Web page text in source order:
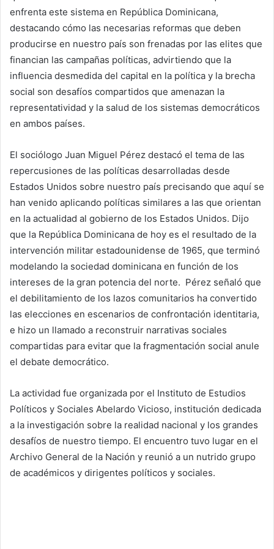
enfrenta este sistema en República Dominicana,
destacando cómo las necesarias reformas que deben
producirse en nuestro país son frenadas por las elites que
financian las campañas políticas, advirtiendo que la
influencia desmedida del capital en la política y la brecha
social son desafíos compartidos que amenazan la
representatividad y la salud de los sistemas democráticos
en ambos países.
El sociólogo Juan Miguel Pérez destacó el tema de las
repercusiones de las políticas desarrolladas desde
Estados Unidos sobre nuestro país precisando que aquí se
han venido aplicando políticas similares a las que orientan
en la actualidad al gobierno de los Estados Unidos. Dijo
que la República Dominicana de hoy es el resultado de la
intervención militar estadounidense de 1965, que terminó
modelando la sociedad dominicana en función de los
intereses de la gran potencia del norte. Pérez señaló que
el debilitamiento de los lazos comunitarios ha convertido
las elecciones en escenarios de confrontación identitaria,
e hizo un llamado a reconstruir narrativas sociales
compartidas para evitar que la fragmentación social anule
el debate democrático.
La actividad fue organizada por el Instituto de Estudios
Políticos y Sociales Abelardo Vicioso, institución dedicada
a la investigación sobre la realidad nacional y los grandes
desafíos de nuestro tiempo. El encuentro tuvo lugar en el
Archivo General de la Nación y reunió a un nutrido grupo
de académicos y dirigentes políticos y sociales.